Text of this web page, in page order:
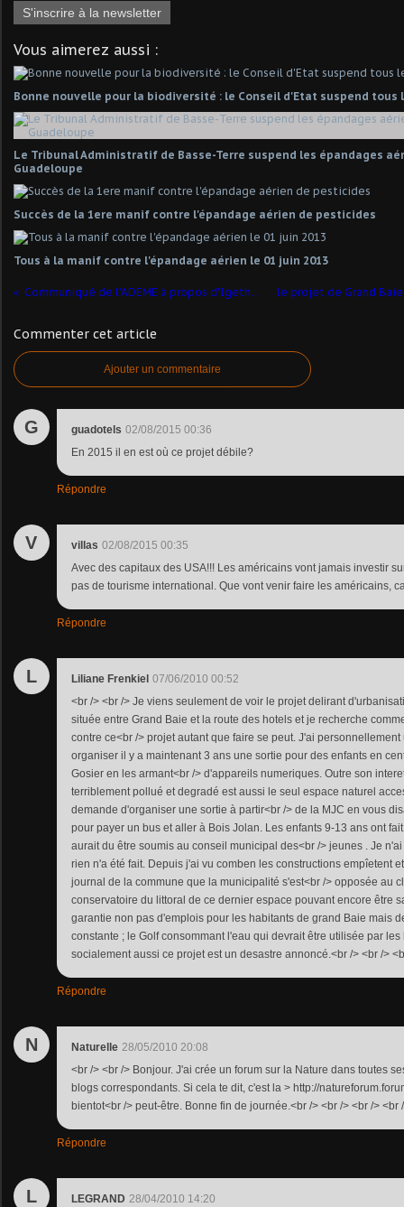
S'inscrire à la newsletter
Vous aimerez aussi :
Bonne nouvelle pour la biodiversité : le Conseil d'Etat suspend tous
Le Tribunal Administratif de Basse-Terre suspend les épandages
Guadeloupe
Succès de la 1ere manif contre l'épandage aérien de pesticides
Tous à la manif contre l'épandage aérien le 01 juin 2013
Communiqué de l'ADEME à propos d'Igetherm
Commenter cet article
Ajouter un commentaire
G guadotels 02/08/2015 00:36
En 2015 il en est où ce projet débile?
Répondre
V villas 02/08/2015 00:35
Avec des capitaux des USA!!! Les américains vont jamais investir
pas de tourisme international. Que vont venir faire les américains,
Répondre
L Liliane Frenkiel 07/06/2010 00:52
<br /> <br /> Je viens seulement de voir le projet delirant
située entre Grand Baie et la route des hotels et je recherche
contre ce<br /> projet autant que faire se peut. J'ai
organiser il y a maintenant 3 ans une sortie pour des enfants en
Gosier en les armant<br /> d'appareils numeriques. Outre son
terriblement pollué et degradé est aussi le seul espace naturel
demande d'organiser une sortie à partir<br /> de la MJC en vous
pour payer un bus et aller à Bois Jolan. Les enfants 9-13 ans ont
aurait du être soumis au conseil municipal des<br /> jeunes . Je
rien n'a été fait. Depuis j'ai vu comben les constructions empîetent
journal de la commune que la municipalité s'est<br /> opposée au
conservatoire du littoral de ce dernier espace pouvant encore être
garantie non pas d'emplois pour les habitants de grand Baie mais
constante ; le Golf consommant l'eau qui devrait être utilisée par les
socialement aussi ce projet est un desastre annoncé.<br /> <br />
Répondre
N Naturelle 28/05/2010 20:08
<br /> <br /> Bonjour. J'ai crée un forum sur la Nature dans toutes
blogs correspondants. Si cela te dit, c'est la > http://
bientot<br /> peut-être. Bonne fin de journée.<br /> <br /> <br /> <br
Répondre
L LEGRAND 28/04/2010 14:20